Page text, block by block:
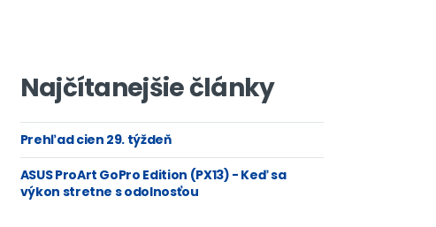
Najčítanejšie články
Prehľad cien 29. týždeň
ASUS ProArt GoPro Edition (PX13) - Keď sa
výkon stretne s odolnosťou